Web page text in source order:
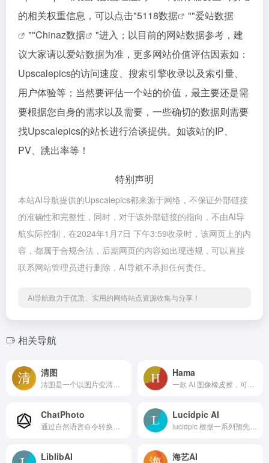
的相关权重信息，可以点击"5118数据 ""爱站数据
""Chinaz数据
"进入；以目前的网站数据参考，建
议大家请以爱站数据为准，更多网站价值评估因素如：
Upscalepics的访问速度、搜索引擎收录以及索引量、
用户体验等；当然要评估一个站的价值，最主要还是需
要根据您自身的需求以及需要，一些确切的数据则需要
找Upscalepics的站长进行洽谈提供。如该站的IP、
PV、跳出率等！
特别声明
本站AI导航提供的Upscalepics都来源于网络，不保证外部链接
的准确性和完整性，同时，对于该外部链接的指向，不由AI导
航实际控制，在2024年1月7日 下午3:59收录时，该网页上的内
容，都属于合规合法，后期网页的内容如出现违规，可以直接
联系网站管理员进行删除，AI导航不承担任何责任。
AI导航致力于优质、实用的网络站点资源收集与分享！
相关导航
清图 Hama
ChatPhoto Lucidpic AI
LiblibAI 海艺AI